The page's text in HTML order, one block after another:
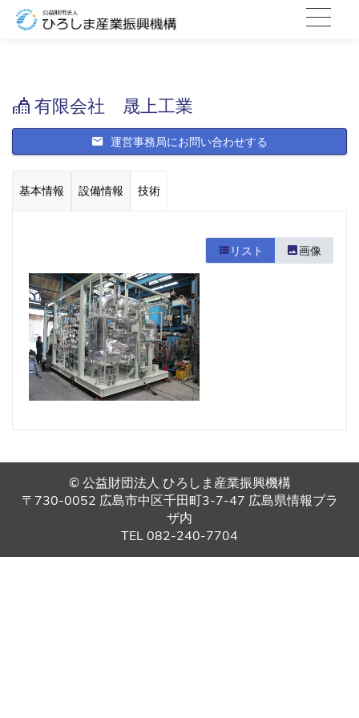
有限会社 晟上工業
運営事務局にお問い合わせする
基本情報 設備情報 技術
リスト 画像
© 公益財団法人 ひろしま産業振興機構
〒730-0052 広島市中区千田町3-7-47 広島県情報プラ
ザ内
TEL 082-240-7704